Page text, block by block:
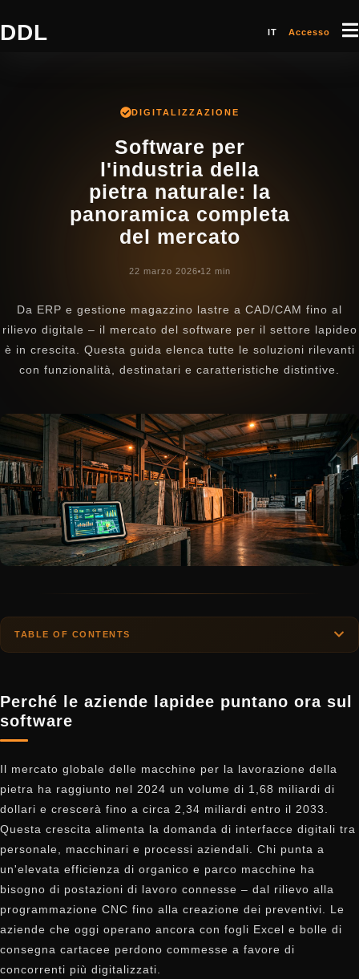
DDL IT Accesso
DIGITALIZZAZIONE
Software per
l'industria della
pietra naturale: la
panoramica completa
del mercato
22 marzo 2026 12 min
Da ERP e gestione magazzino lastre a CAD/CAM fino al
rilievo digitale – il mercato del software per il settore lapideo
è in crescita. Questa guida elenca tutte le soluzioni rilevanti
con funzionalità, destinatari e caratteristiche distintive.
TABLE OF CONTENTS
Perché le aziende lapidee puntano ora sul
software
Il mercato globale delle macchine per la lavorazione della
pietra ha raggiunto nel 2024 un volume di 1,68 miliardi di
dollari e crescerà fino a circa 2,34 miliardi entro il 2033.
Questa crescita alimenta la domanda di interfacce digitali tra
personale, macchinari e processi aziendali. Chi punta a
un'elevata efficienza di organico e parco macchine ha
bisogno di postazioni di lavoro connesse – dal rilievo alla
programmazione CNC fino alla creazione dei preventivi. Le
aziende che oggi operano ancora con fogli Excel e bolle di
consegna cartacee perdono commesse a favore di
concorrenti più digitalizzati.